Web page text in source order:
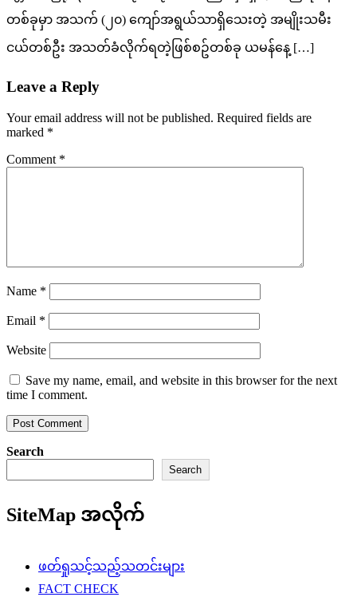
တစ်ခုမှာ အသက် (၂၀) ကျော်အရွယ်သာရှိသေးတဲ့ အမျိုးသမီး
ငယ်တစ်ဦး အသတ်ခံလိုက်ရတဲ့ဖြစ်စဥ်တစ်ခု ယမန်နေ့ […]
Leave a Reply
Your email address will not be published. Required fields are
marked *
Comment *
Name *
Email *
Website
Save my name, email, and website in this browser for the next
time I comment.
Search
Search
SiteMap အလိုက်
ဖတ်ရှုသင့်သည့်သတင်းများ
FACT CHECK